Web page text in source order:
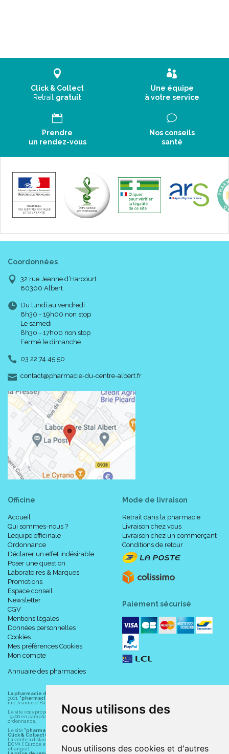
Nous utilisons des
cookies
Nous utilisons des cookies et d'autres
Click & Collect
Retrait gratuit
Une équipe
à votre service
Prendre
un rendez-vous
Nos conseils
santé
Coordonnées
32 rue Jeanne d’Harcourt
80300 Albert
Du lundi au vendredi
8h30 - 19h00 non stop
Le samedi
8h30 - 17h00 non stop
Fermé le dimanche
03 22 74 45 50
contact-
@-
pharmacie-du-centre-albert.fr
Officine
Accueil
Qui sommes-nous ?
L’équipe officinale
Ordonnance
Déclarer un effet indésirable
Poser une question
Laboratoires & Marques
Promotions
Espace conseil
Newsletter
CGV
Mentions légales
Données personnelles
Cookies
Mes préférences Cookies
Mon compte
Annuaire des pharmacies
Mode de livraison
Retrait dans la pharmacie
Livraison chez vous
Livraison chez un commerçant
Conditions de retour
Paiement sécurisé
La pharmacie du centre à Albert
9001. "pharmacie-du-centre-albert.fr "
rue Jeanne d' Harcourt, 80300 Albert.
Le site vous propose un large choix de plus de 11000 références, au prix les plus bas possible
: 9400 en parapharmacie, animaux, orthopédie, matériel médical. 1700 en médicaments sans
ordonnance.
Le site "pharmacie-du-centre-albert.fr"vous propose les service suivants :
Click & Collect (retrait gratuit dans la pharmacie).
La vente à distance chez vous et/ou chez un commerçant sur la France (Andorre, Monaco et
DOM), l' Europe et le monde entier (livraison assuré par Colissimo et ses partenaires à l'
étranger).